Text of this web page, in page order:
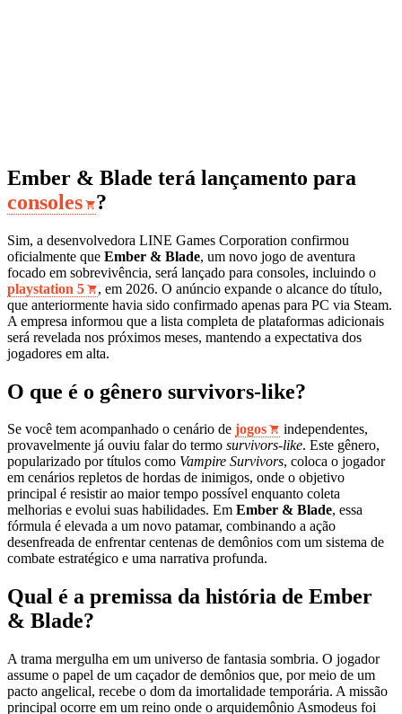
Ember & Blade terá lançamento para
consoles
?
Sim, a desenvolvedora LINE Games Corporation confirmou
oficialmente que Ember & Blade, um novo jogo de aventura
focado em sobrevivência, será lançado para consoles, incluindo o
playstation 5
, em 2026. O anúncio expande o alcance do título,
que anteriormente havia sido confirmado apenas para PC via Steam.
A empresa informou que a lista completa de plataformas adicionais
será revelada nos próximos meses, mantendo a expectativa dos
jogadores em alta.
O que é o gênero survivors-like?
Se você tem acompanhado o cenário de jogos
independentes,
provavelmente já ouviu falar do termo survivors-like. Este gênero,
popularizado por títulos como Vampire Survivors, coloca o jogador
em cenários repletos de hordas de inimigos, onde o objetivo
principal é resistir ao maior tempo possível enquanto coleta
melhorias e evolui suas habilidades. Em Ember & Blade, essa
fórmula é elevada a um novo patamar, combinando a ação
desenfreada de enfrentar centenas de demônios com um sistema de
combate estratégico e uma narrativa profunda.
Qual é a premissa da história de Ember
& Blade?
A trama mergulha em um universo de fantasia sombria. O jogador
assume o papel de um caçador de demônios que, por meio de um
pacto angelical, recebe o dom da imortalidade temporária. A missão
principal ocorre em um reino onde o arquidemônio Asmodeus foi